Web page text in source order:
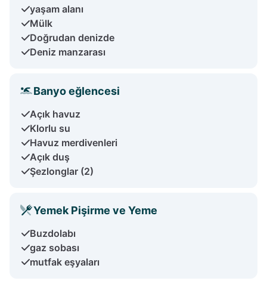
yaşam alanı
Mülk
Doğrudan denizde
Deniz manzarası
Banyo eğlencesi
Açık havuz
Klorlu su
Havuz merdivenleri
Açık duş
Şezlonglar (2)
Yemek Pişirme ve Yeme
Buzdolabı
gaz sobası
mutfak eşyaları